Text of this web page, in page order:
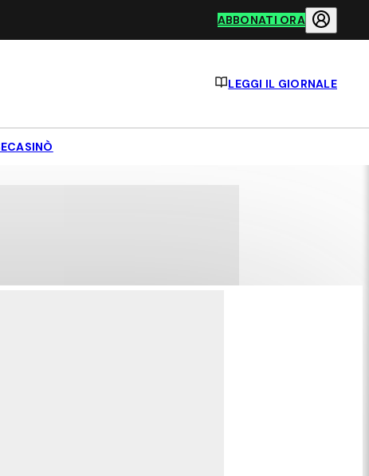
ABBONATI ORA
LEGGI IL GIORNALE
CASINÒ